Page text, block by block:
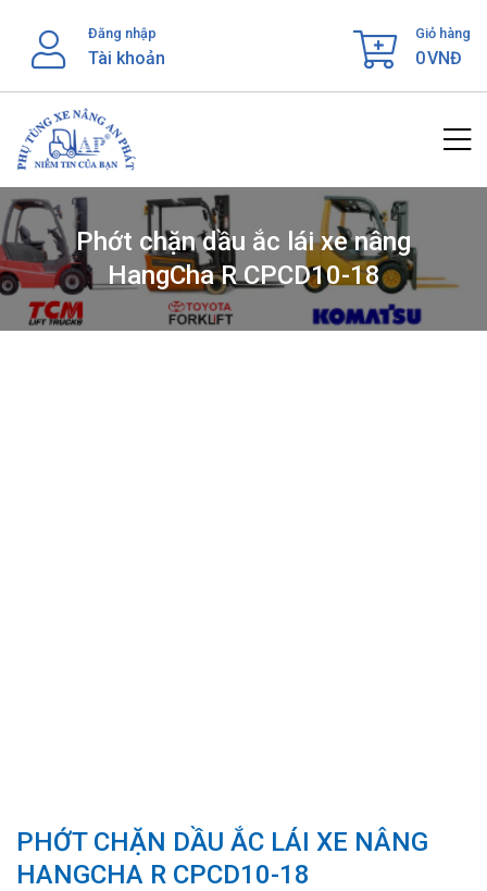
content
Đăng nhập
Tài khoản
Giỏ hàng
0VNĐ
Phớt chặn dầu ắc lái xe nâng
HangCha R CPCD10-18
PHỚT CHẶN DẦU ẮC LÁI XE NÂNG
HANGCHA R CPCD10-18